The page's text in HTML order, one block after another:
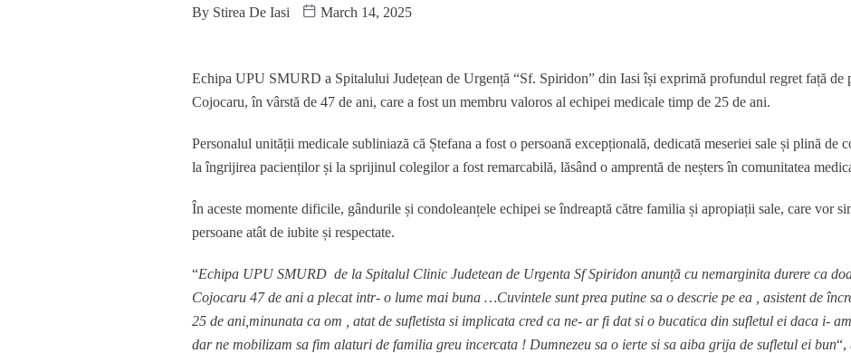
By Stirea De Iasi March 14, 2025
Echipa UPU SMURD a Spitalului Județean de Urgență “Sf. Spiridon” din Iasi își exprimă profundul regret față de
Cojocaru, în vârstă de 47 de ani, care a fost un membru valoros al echipei medicale timp de 25 de ani.
Personalul unității medicale subliniază că Ștefana a fost o persoană excepțională, dedicată meseriei sale și plină de
la îngrijirea pacienților și la sprijinul colegilor a fost remarcabilă, lăsând o amprentă de neșters în comunitatea
În aceste momente dificile, gândurile și condoleanțele echipei se îndreaptă către familia și apropiații sale, care vor
persoane atât de iubite și respectate.
“Echipa UPU SMURD de la Spitalul Clinic Judetean de Urgenta Sf Spiridon anunță cu nemarginita durere ca
Cojocaru 47 de ani a plecat intr- o lume mai buna …Cuvintele sunt prea putine sa o descrie pe ea , asistent de
25 de ani,minunata ca om , atat de sufletista si implicata cred ca ne- ar fi dat si o bucatica din sufletul ei daca i-
dar ne mobilizam sa fim alaturi de familia greu incercata ! Dumnezeu sa o ierte si sa aiba grija de sufletul ei bun“,